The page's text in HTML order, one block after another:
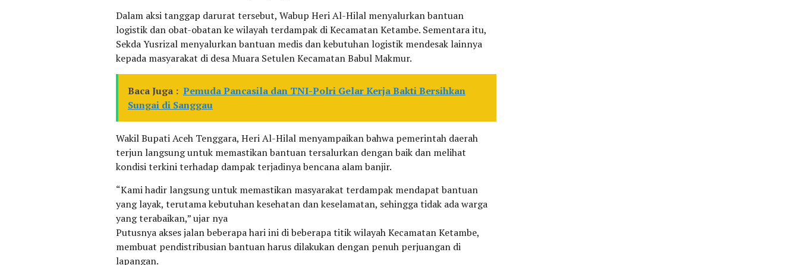
Dalam aksi tanggap darurat tersebut, Wabup Heri Al-Hilal menyalurkan bantuan
logistik dan obat-obatan ke wilayah terdampak di Kecamatan Ketambe. Sementara itu,
Sekda Yusrizal menyalurkan bantuan medis dan kebutuhan logistik mendesak lainnya
kepada masyarakat di desa Muara Setulen Kecamatan Babul Makmur.
Baca Juga : Pemuda Pancasila dan TNI-Polri Gelar Kerja Bakti Bersihkan
Sungai di Sanggau
Wakil Bupati Aceh Tenggara, Heri Al-Hilal menyampaikan bahwa pemerintah daerah
terjun langsung untuk memastikan bantuan tersalurkan dengan baik dan melihat
kondisi terkini terhadap dampak terjadinya bencana alam banjir.
“Kami hadir langsung untuk memastikan masyarakat terdampak mendapat bantuan
yang layak, terutama kebutuhan kesehatan dan keselamatan, sehingga tidak ada warga
yang terabaikan,” ujar nya
Putusnya akses jalan beberapa hari ini di beberapa titik wilayah Kecamatan Ketambe,
membuat pendistribusian bantuan harus dilakukan dengan penuh perjuangan di
lapangan.